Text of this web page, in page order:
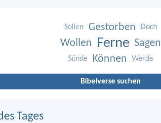
Sollen Gestorben Doch
Wollen Ferne Sagen
Sünde Können Werde
Bibelverse suchen
Tages